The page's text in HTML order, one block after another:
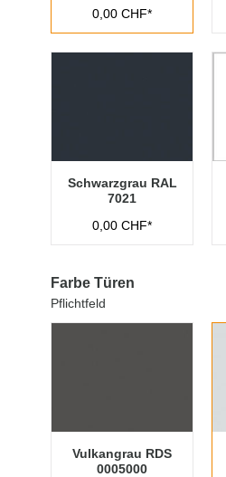
0,00 CHF*
Schwarzgrau RAL
7021
0,00 CHF*
Farbe Türen
Pflichtfeld
Vulkangrau RDS
0005000